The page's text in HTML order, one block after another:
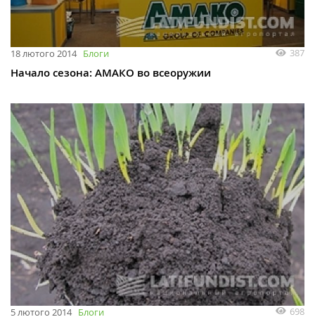
18 лютого 2014 Блоги 387
Начало сезона: АМАКО во всеоружии
5 лютого 2014 Блоги 698